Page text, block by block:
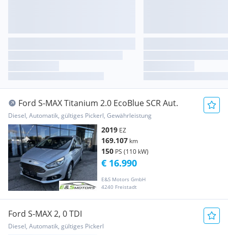
Ford S-MAX Titanium 2.0 EcoBlue SCR Aut.
Diesel, Automatik, gültiges Pickerl, Gewährleistung
2019 EZ
169.107 km
150 PS (110 kW)
E&S Motors GmbH
4240 Freistadt
€ 16.990
Ford S-MAX 2, 0 TDI
Diesel, Automatik, gültiges Pickerl